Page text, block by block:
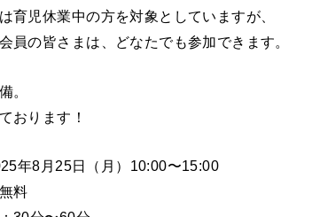
育児休業中の方を対象としていますが、
員の皆さまは、どなたでも参加できます。
。
おります！
年8月25日（月）10:00〜15:00
料